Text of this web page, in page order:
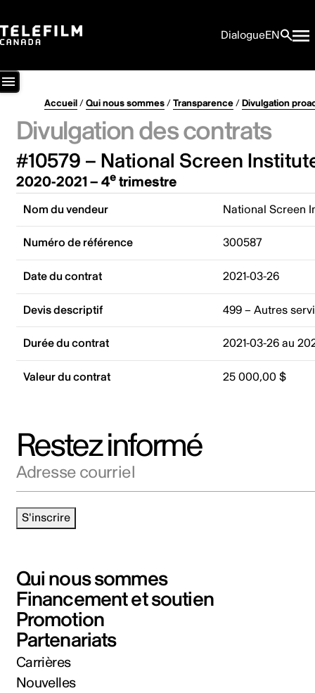
DialogueEN
Accueil/Qui nous sommes/Transparence/Divulgation
Divulgation des contrats
#10579 – National Screen
2020-2021 – 4etrimestre
Nom du vendeur National Screen
Numéro de référence 300587
Date du contrat 2021-03-26
Devis descriptif 499 – Autres
Durée du contrat 2021-03-26 au
Valeur du contrat 25 000,00 $
Restez informé
S'inscrire
Qui nous sommes
Financement et soutien
Promotion
Partenariats
Carrières
Nouvelles